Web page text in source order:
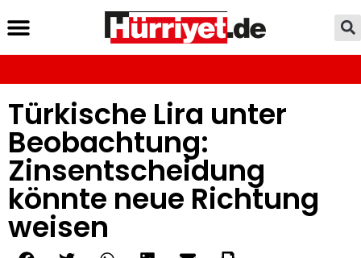
Türkische Lira unter
Beobachtung:
Zinsentscheidung
könnte neue Richtung
weisen